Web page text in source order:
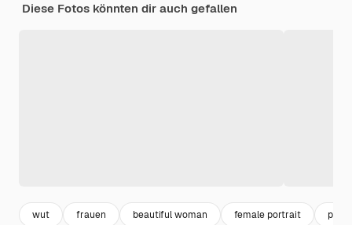
Diese Fotos könnten dir auch gefallen
wut frauen beautiful woman female portrait